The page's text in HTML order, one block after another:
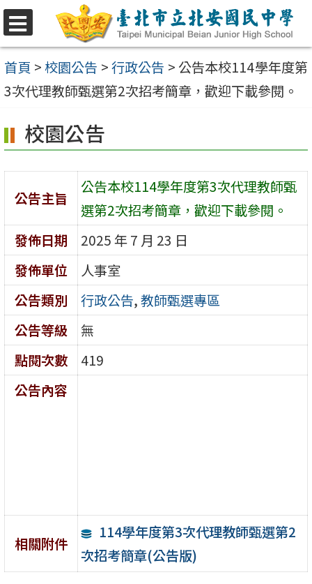
選
單
跳
至
主
要
容
區
首頁 >校園公告 >行政公告 > 公告本校114學年度第
3次代理教師甄選第2次招考簡章，歡迎下載參閱。
校園公告
公告主旨
公告本校114學年度第3次代理教師甄
選第2次招考簡章，歡迎下載參閱。
發佈日期
2025 年 7 月 23 日
發佈單位
人事室
公告類別
行政公告,教師甄選專區
公告等級
無
點閱次數
419
公告內容
相關附件
114學年度第3次代理教師甄選第2
次招考簡章(公告版)